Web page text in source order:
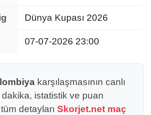
Dünya Kupası 2026
07-07-2026 23:00
karşılaşmasının canlı
istatistik ve puan
detayları Skorjet.net maç